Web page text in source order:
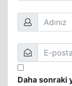
Daha sonraki